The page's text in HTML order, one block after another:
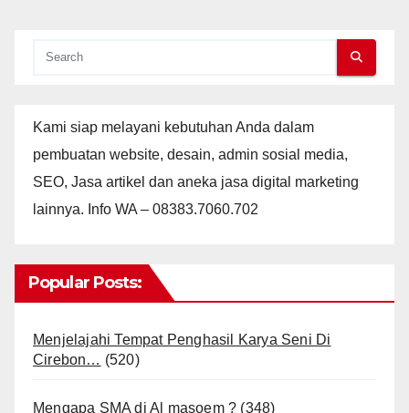
Kami siap melayani kebutuhan Anda dalam
pembuatan website, desain, admin sosial media,
SEO, Jasa artikel dan aneka jasa digital marketing
lainnya. Info WA – 08383.7060.702
Popular Posts:
Menjelajahi Tempat Penghasil Karya Seni Di
Cirebon… (520)
Mengapa SMA di Al masoem ? (348)